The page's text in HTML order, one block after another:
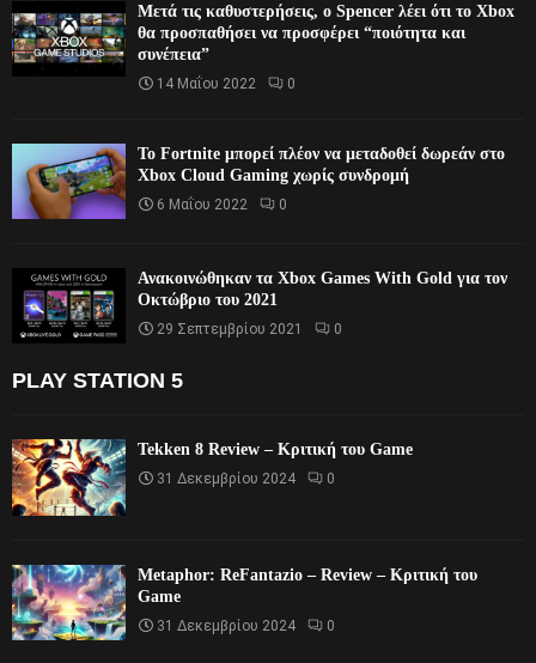
Μετά τις καθυστερήσεις, ο Spencer λέει ότι το Xbox
θα προσπαθήσει να προσφέρει “ποιότητα και
συνέπεια”
14 Μαΐου 2022 0
Το Fortnite μπορεί πλέον να μεταδοθεί δωρεάν στο
Xbox Cloud Gaming χωρίς συνδρομή
6 Μαΐου 2022 0
Ανακοινώθηκαν τα Xbox Games With Gold για τον
Οκτώβριο του 2021
29 Σεπτεμβρίου 2021 0
PLAY STATION 5
Tekken 8 Review – Κριτική του Game
31 Δεκεμβρίου 2024 0
Metaphor: ReFantazio – Review – Κριτική του
Game
31 Δεκεμβρίου 2024 0